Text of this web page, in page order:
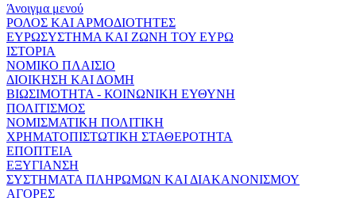
Άνοιγμα μενού
ΡΟΛΟΣ ΚΑΙ ΑΡΜΟΔΙΟΤΗΤΕΣ
ΕΥΡΩΣΥΣΤΗΜΑ ΚΑΙ ΖΩΝΗ ΤΟΥ ΕΥΡΩ
ΙΣΤΟΡΙΑ
ΝΟΜΙΚΟ ΠΛΑΙΣΙΟ
ΔΙΟΙΚΗΣΗ ΚΑΙ ΔΟΜΗ
ΒΙΩΣΙΜΟΤΗΤΑ - ΚΟΙΝΩΝΙΚΗ ΕΥΘΥΝΗ
ΠΟΛΙΤΙΣΜΟΣ
ΝΟΜΙΣΜΑΤΙΚΗ ΠΟΛΙΤΙΚΗ
ΧΡΗΜΑΤΟΠΙΣΤΩΤΙΚΗ ΣΤΑΘΕΡΟΤΗΤΑ
ΕΠΟΠΤΕΙΑ
ΕΞΥΓΙΑΝΣΗ
ΣΥΣΤΗΜΑΤΑ ΠΛΗΡΩΜΩΝ ΚΑΙ ΔΙΑΚΑΝΟΝΙΣΜΟΥ
ΑΓΟΡΕΣ